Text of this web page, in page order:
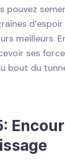
pouvez
meilleurs.
ses
bout du